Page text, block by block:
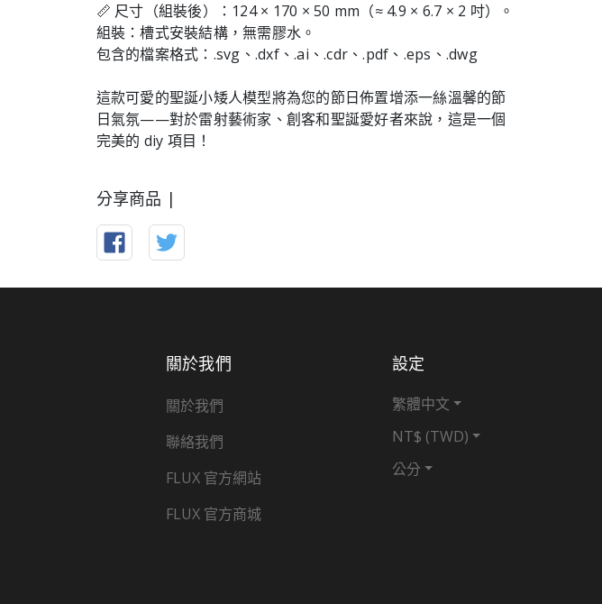
📏 尺寸（組裝後）：124 × 170 × 50 mm（≈ 4.9 × 6.7 × 2 吋）。
組裝：槽式安裝結構，無需膠水。
包含的檔案格式：.svg、.dxf、.ai、.cdr、.pdf、.eps、.dwg
這款可愛的聖誕小矮人模型將為您的節日佈置增添一絲溫馨的節
日氣氛——對於雷射藝術家、創客和聖誕愛好者來說，這是一個
完美的 diy 項目！
分享商品 |
關於我們
關於我們
聯絡我們
FLUX 官方網站
FLUX 官方商城
設定
繁體中文
NT$ (TWD)
公分